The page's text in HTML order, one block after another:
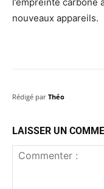
nouveaux appareils.
Rédigé par Théo
LAISSER UN